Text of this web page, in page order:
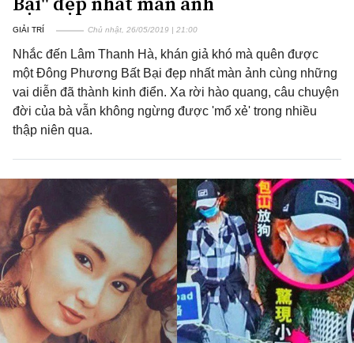
GIẢI TRÍ Chủ nhật, 26/05/2019 | 21:00
Nhắc đến Lâm Thanh Hà, khán giả khó mà quên được
một Đông Phương Bất Bại đẹp nhất màn ảnh cùng những
vai diễn đã thành kinh điển. Xa rời hào quang, câu chuyện
đời của bà vẫn không ngừng được 'mổ xẻ' trong nhiều
thập niên qua.